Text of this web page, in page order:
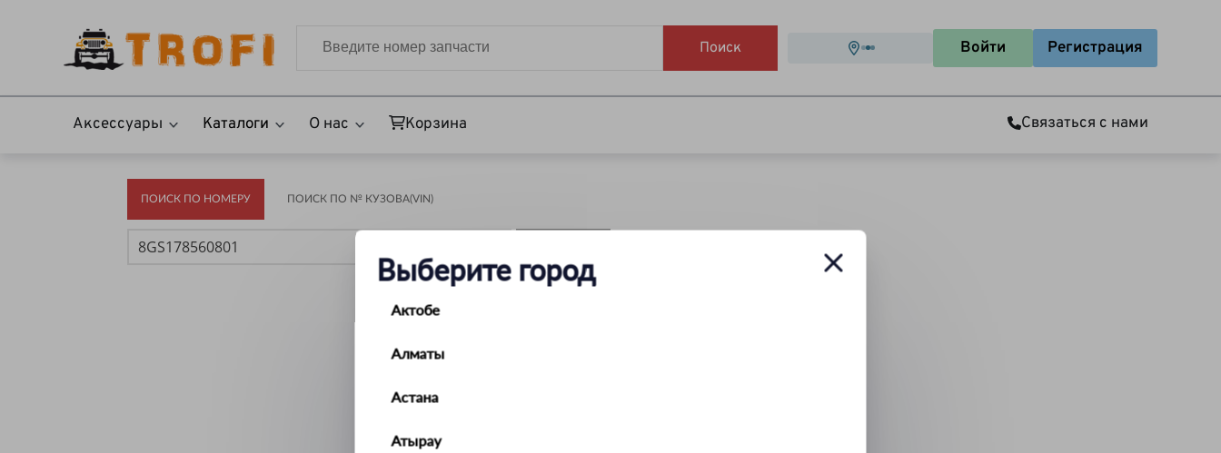
Поиск
Выберите город
Актобе
Алматы
Астана
Атырау
Войти Регистрация
Аксессуары Каталоги О нас Корзина Связаться с нами
ПОИСК ПО НОМЕРУ ПОИСК ПО № КУЗОВА(VIN)